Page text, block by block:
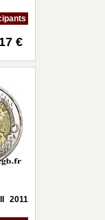
17 €
2011